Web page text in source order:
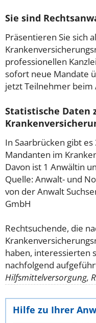
Sie sind
Präsentieren Sie sich
professionellen
sofort neue Mandate
jetzt Teilnehmer beim
Statistische Daten
In Saarbrücken gibt
Mandanten im
Davon ist 1 Anwältin
Quelle: Anwalt- und
von der Anwalt
GmbH
Rechtsuchende, die
haben, interessierten
nachfolgend
Hilfsmittelversorgung,
Hilfe zu Ihrer